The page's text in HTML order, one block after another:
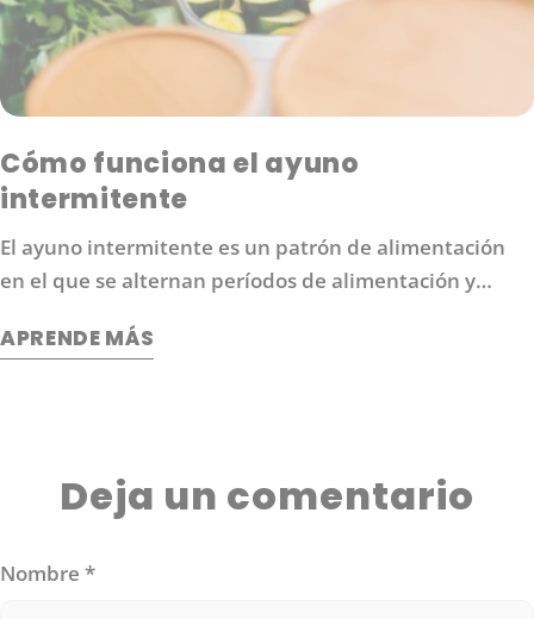
Cómo funciona el ayuno
intermitente
El ayuno intermitente es un patrón de alimentación
en el que se alternan períodos de alimentación y
moderado incluyen el ayuno 16/8 (16 horas sin comida
APRENDE MÁS
Deja un comentario
Nombre *